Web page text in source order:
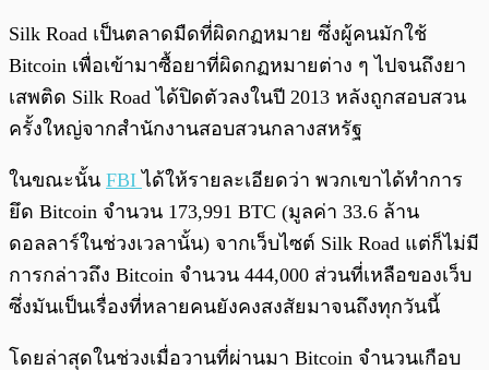
Silk Road เป็นตลาดมืดที่ผิดกฏหมาย ซึ่งผู้คนมักใช้
Bitcoin เพื่อเข้ามาซื้อยาที่ผิดกฏหมายต่าง ๆ ไปจนถึงยา
เสพติด Silk Road ได้ปิดตัวลงในปี 2013 หลังถูกสอบสวน
ครั้งใหญ่จากสำนักงานสอบสวนกลางสหรัฐ
ในขณะนั้น FBI ได้ให้รายละเอียดว่า พวกเขาได้ทำการ
ยึด Bitcoin จำนวน 173,991 BTC (มูลค่า 33.6 ล้าน
ดอลลาร์ในช่วงเวลานั้น) จากเว็บไซต์ Silk Road แต่ก็ไม่มี
การกล่าวถึง Bitcoin จำนวน 444,000 ส่วนที่เหลือของเว็บ
ซึ่งมันเป็นเรื่องที่หลายคนยังคงสงสัยมาจนถึงทุกวันนี้
โดยล่าสุดในช่วงเมื่อวานที่ผ่านมา Bitcoin จำนวนเกือบ